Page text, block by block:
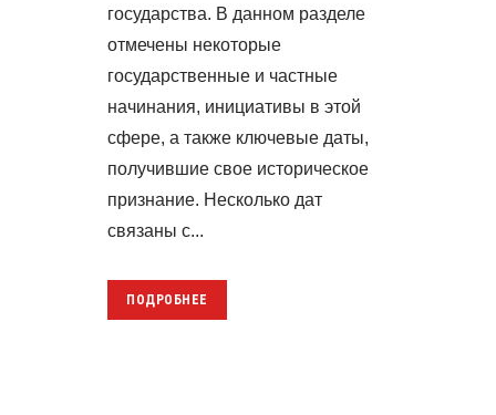
государства. В данном разделе
отмечены некоторые
государственные и частные
начинания, инициативы в этой
сфере, а также ключевые даты,
получившие свое историческое
признание. Несколько дат
связаны с...
ПОДРОБНЕЕ